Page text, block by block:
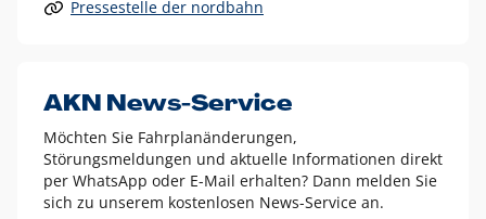
Alle anderen Logo-Varianten dürfen nur in Ausnahmefällen
Diese Ausnahmen sind zum Beispiel:
dem AKN Blau,
weißes Logo auf Fotohintergründen,
schwarzes Logo für reine Schwarz-Weiß-Umsetzungen
Pressestelle der nordbahn
AKN News-Service
Möchten Sie Fahrplanänderungen,
Störungsmeldungen und aktuelle Informationen direkt
per WhatsApp oder E-Mail erhalten? Dann melden Sie
sich zu unserem kostenlosen News-Service an.